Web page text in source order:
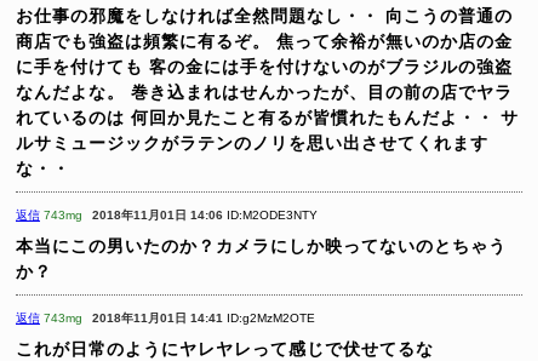
お仕事の邪魔をしなければ全然問題なし・・
向こうの普通の
商店でも強盗は頻繁に有るぞ。
焦って余裕が無いのか店の金
に手を付けても 客の金には手を付けないのがブラジルの強盗
なんだよな。
巻き込まれはせんかったが、目の前の店でヤラ
れているのは 何回か見たこと有るが皆慣れたもんだよ・・
サ
ルサミュージックがラテンのノリを思い出させてくれます
な・・
返信 743mg 2018年11月01日 14:06 ID:M2ODE3NTY
本当にこの男いたのか？カメラにしか映ってないのとちゃう
か？
返信 743mg 2018年11月01日 14:41 ID:g2MzM2OTE
これが日常のようにヤレヤレって感じで伏せてるな